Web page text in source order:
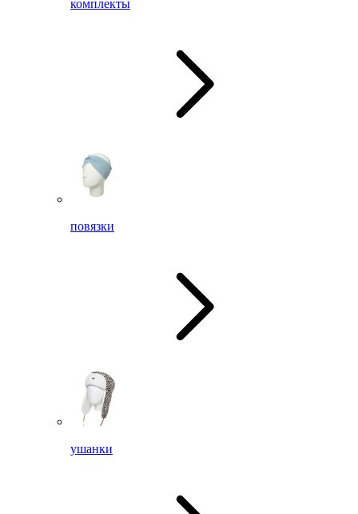
комплекты
повязки
ушанки